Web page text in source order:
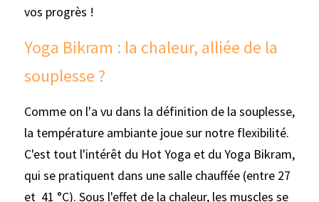
vos progrès !
Yoga Bikram : la chaleur, alliée de la
souplesse ?
Comme on l'a vu dans la définition de la souplesse,
la température ambiante joue sur notre flexibilité.
C'est tout l'intérêt du Hot Yoga et du Yoga Bikram,
qui se pratiquent dans une salle chauffée (entre 27
et  41 °C). Sous l'effet de la chaleur, les muscles se